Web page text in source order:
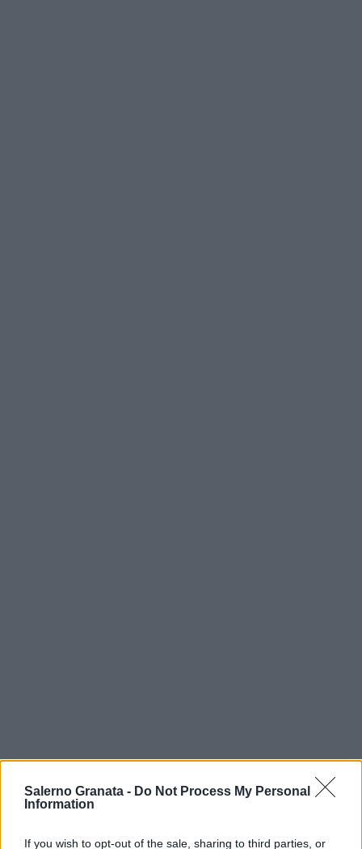
Salerno Granata - Do Not Process My Personal
Information
If you wish to opt-out of the sale, sharing to third parties, or